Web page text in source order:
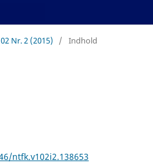
Nr. 2 (2015) / Indhold
ntfk.v102i2.138653